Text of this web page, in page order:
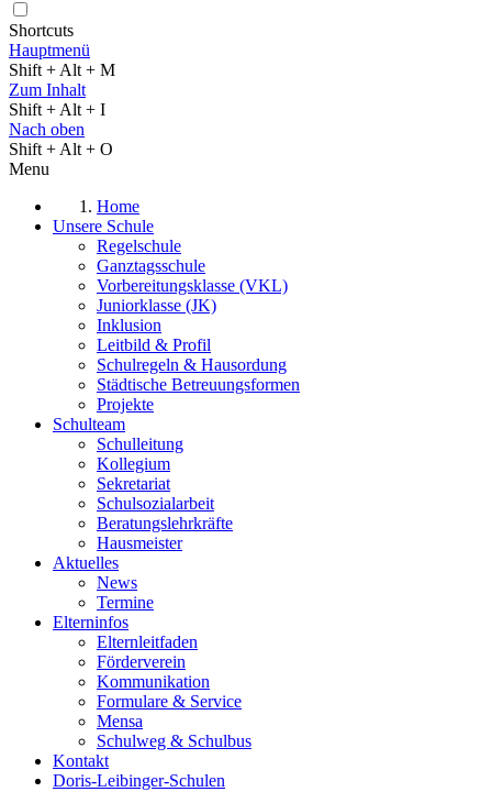
Shortcuts
Hauptmenü
Shift + Alt + M
Zum Inhalt
Shift + Alt + I
Nach oben
Shift + Alt + O
Menu
Home
Unsere Schule
Regelschule
Ganztagsschule
Vorbereitungsklasse (VKL)
Juniorklasse (JK)
Inklusion
Leitbild & Profil
Schulregeln & Hausordung
Städtische Betreuungsformen
Projekte
Schulteam
Schulleitung
Kollegium
Sekretariat
Schulsozialarbeit
Beratungslehrkräfte
Hausmeister
Aktuelles
News
Termine
Elterninfos
Elternleitfaden
Förderverein
Kommunikation
Formulare & Service
Mensa
Schulweg & Schulbus
Kontakt
Doris-Leibinger-Schulen